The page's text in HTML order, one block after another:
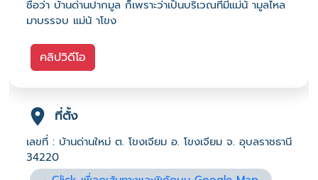
ชื่อว่า บ้านด่านปากมูล ก็เพราะว่าเป็นบริเวณที่มีแม่น้ ามูลไหล
มาบรรจบ แม่น้ าโขง
คลิปวิดีโอ
ที่ตั้ง
เลขที่ : บ้านด่านใหม่ ต. โขงเจียม อ. โขงเจียม จ. อุบลราชธานี
34220